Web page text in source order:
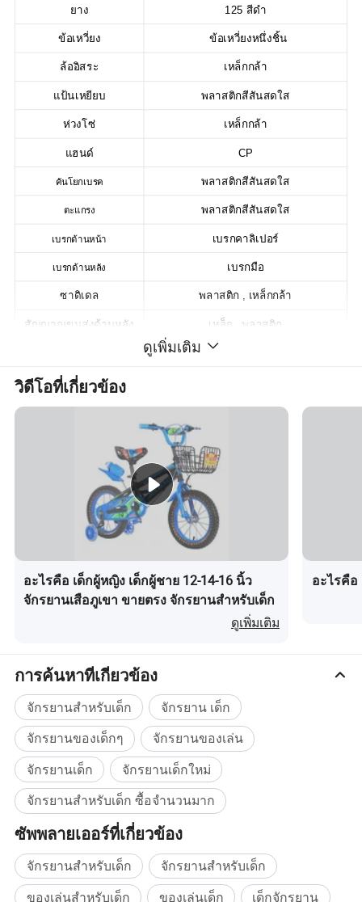
ยาง 125 สีดำ
ข้อเหวี่ยง ข้อเหวี่ยงหนึ่งชิ้น
ล้ออิสระ เหล็กกล้า
แป้นเหยียบ พลาสติกสีสันสดใส
ห่วงโซ่ เหล็กกล้า
แฮนด์ CP
คันโยกเบรค พลาสติกสีสันสดใส
ตะแกรง พลาสติกสีสันสดใส
เบรกด้านหน้า เบรกคาลิเปอร์
เบรกด้านหลัง เบรกมือ
ซาดิเดล พลาสติก , เหล็กกล้า
สัญญาณขนส่งด้านหลัง เหล็ก , พลาสติก
เหล็ก , พลาสติก , แฟลช
การทาสี
สติกเกอร์ สติกเกอร์ปกติ
แพ็ค 85 เปอร์เซ็นต์จาก SKD
รูปภาพแบบละเอียด
ดูเพิ่มเติม
วิดีโอที่เกี่ยวข้อง
อะไรคือ เด็กผู้หญิง เด็กผู้ชาย 12-14-16 นิ้ว
จักรยานเสือภูเขา ขายตรง จักรยานสำหรับเด็ก
ดูเพิ่มเติม
อะไรคือ
การค้นหาที่เกี่ยวข้อง
จักรยานสำหรับเด็ก
จักรยาน เด็ก
จักรยานของเด็กๆ
จักรยานของเล่น
จักรยานเด็ก
จักรยานเด็กใหม่
จักรยานสำหรับเด็ก ซื้อจำนวนมาก
ซัพพลายเออร์ที่เกี่ยวข้อง
จักรยานสำหรับเด็ก
จักรยานสำหรับเด็ก
ของเล่นสำหรับเด็ก
ของเล่นเด็ก เด็กจักรยาน